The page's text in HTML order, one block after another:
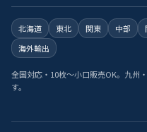
北海道 東北 関東 中部
海外輸出
全国対応・10枚〜小口販売OK。九州
す。